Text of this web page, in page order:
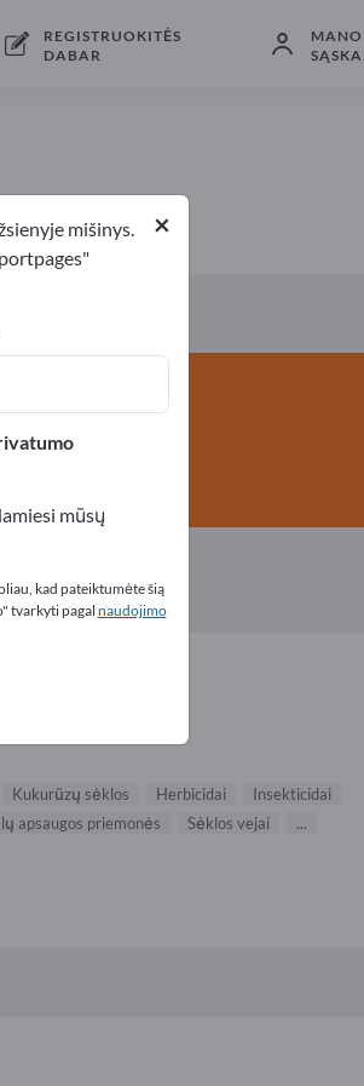
REGISTRUOKITĖS
DABAR
MANO
Eksportuotojai 1
Kukurūzų sėklos Herbicidai
Insekticidai
apsaugos priemonės Sėklos vejai ...
×
mišinys.
mūsų
kad pateiktumėte šią
tvarkyti pagal naudojimo